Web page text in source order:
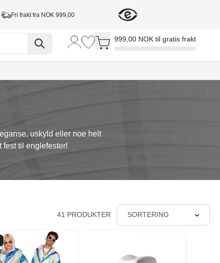
Fri frakt fra NOK 999,00
Toggle minicart, Cart is empty
999,00 NOK til gratis frakt
uskyld eller noe helt
fest til englefester!
41 PRODUKTER SORTERING